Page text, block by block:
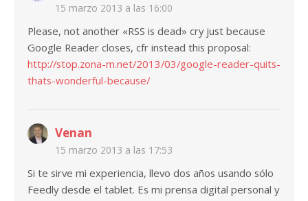
15 marzo 2013 a las 16:00
Please, not another «RSS is dead» cry just because
Google Reader closes, cfr instead this proposal:
http://stop.zona-m.net/2013/03/google-reader-quits-
thats-wonderful-because/
Venan
15 marzo 2013 a las 17:53
Si te sirve mi experiencia, llevo dos años usando sólo
Feedly desde el tablet. Es mi prensa digital personal y